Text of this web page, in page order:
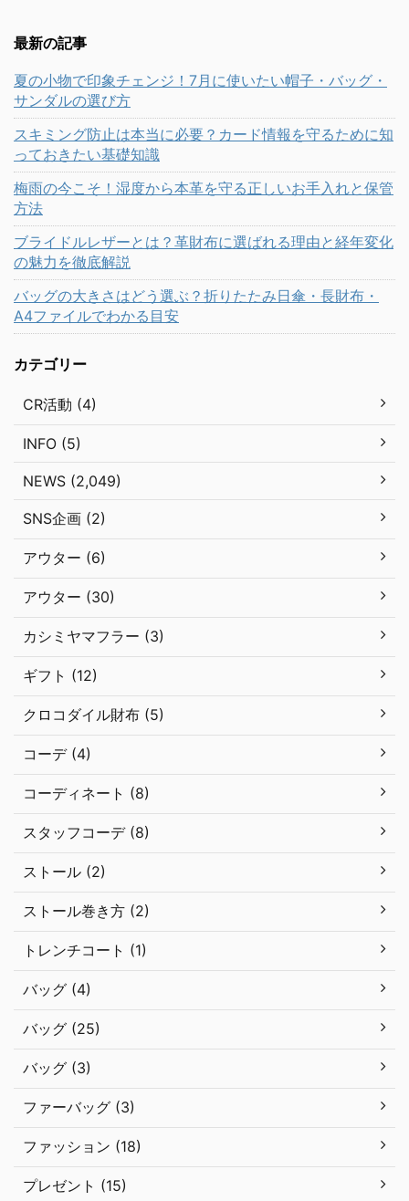
最新の記事
夏の小物で印象チェンジ！7月に使いたい帽子・バッグ・
サンダルの選び方
スキミング防止は本当に必要？カード情報を守るために知
っておきたい基礎知識
梅雨の今こそ！湿度から本革を守る正しいお手入れと保管
方法
ブライドルレザーとは？革財布に選ばれる理由と経年変化
の魅力を徹底解説
バッグの大きさはどう選ぶ？折りたたみ日傘・長財布・
A4ファイルでわかる目安
カテゴリー
CR活動 (4)
INFO (5)
NEWS (2,049)
SNS企画 (2)
アウター (6)
アウター (30)
カシミヤマフラー (3)
ギフト (12)
クロコダイル財布 (5)
コーデ (4)
コーディネート (8)
スタッフコーデ (8)
ストール (2)
ストール巻き方 (2)
トレンチコート (1)
バッグ (4)
バッグ (25)
バッグ (3)
ファーバッグ (3)
ファッション (18)
プレゼント (15)